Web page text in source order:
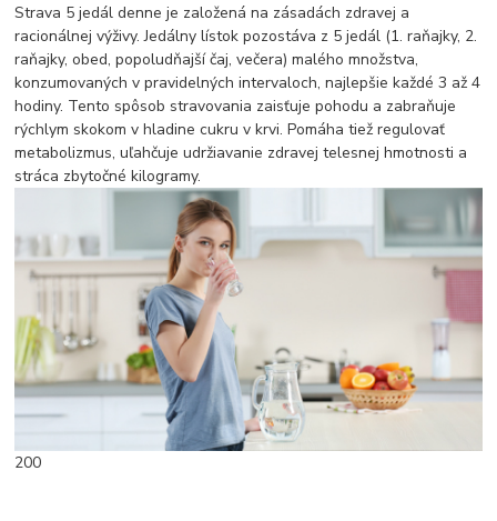
Strava 5 jedál denne je založená na zásadách zdravej a
racionálnej výživy. Jedálny lístok pozostáva z 5 jedál (1. raňajky, 2.
raňajky, obed, popoludňajší čaj, večera) malého množstva,
konzumovaných v pravidelných intervaloch, najlepšie každé 3 až 4
hodiny. Tento spôsob stravovania zaisťuje pohodu a zabraňuje
rýchlym skokom v hladine cukru v krvi. Pomáha tiež regulovať
metabolizmus, uľahčuje udržiavanie zdravej telesnej hmotnosti a
stráca zbytočné kilogramy.
200